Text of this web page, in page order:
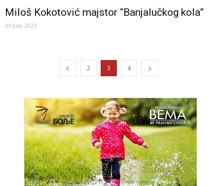
Miloš Kokotović majstor “Banjalučkog kola”
23 Jula, 2023
2 3 4